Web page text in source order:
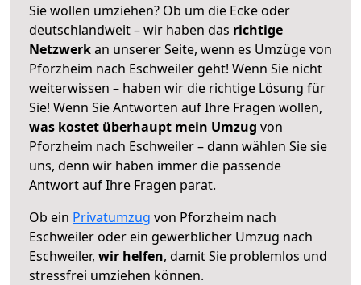
Sie wollen umziehen? Ob um die Ecke oder
deutschlandweit – wir haben das richtige
Netzwerkan unserer Seite, wenn es Umzüge von
Pforzheim nach Eschweiler geht! Wenn Sie nicht
weiterwissen – haben wir die richtige Lösung für
Sie! Wenn Sie Antworten auf Ihre Fragen wollen,
was kostet überhaupt mein Umzug von
Pforzheim nach Eschweiler – dann wählen Sie sie
uns, denn wir haben immer die passende
Antwort auf Ihre Fragen parat.
Ob ein Privatumzug von Pforzheim nach
Eschweiler oder ein gewerblicher Umzug nach
Eschweiler, wir helfen, damit Sie problemlos und
stressfrei umziehen können.